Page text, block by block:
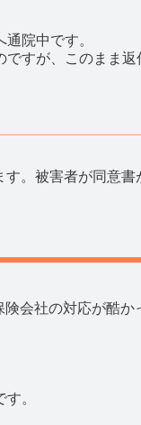
院中です。
ですが、このまま返
。被害者が同意書
会社の対応が酷か
。